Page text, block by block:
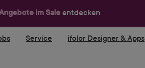
im Sale entdecken
Service ifolor Designer & Apps